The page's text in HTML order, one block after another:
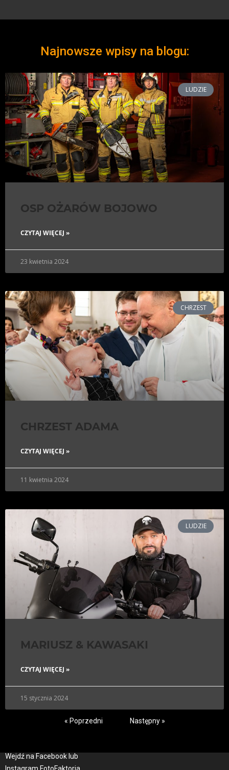
Najnowsze wpisy na blogu:
LUDZIE
OSP OŻARÓW BOJOWO
CZYTAJ WIĘCEJ »
23 kwietnia 2024
CHRZEST
CHRZEST ADAMA
CZYTAJ WIĘCEJ »
11 kwietnia 2024
LUDZIE
MARIUSZ & KAWASAKI
CZYTAJ WIĘCEJ »
15 stycznia 2024
« Poprzedni Następny »
Wejdź na Facebook lub